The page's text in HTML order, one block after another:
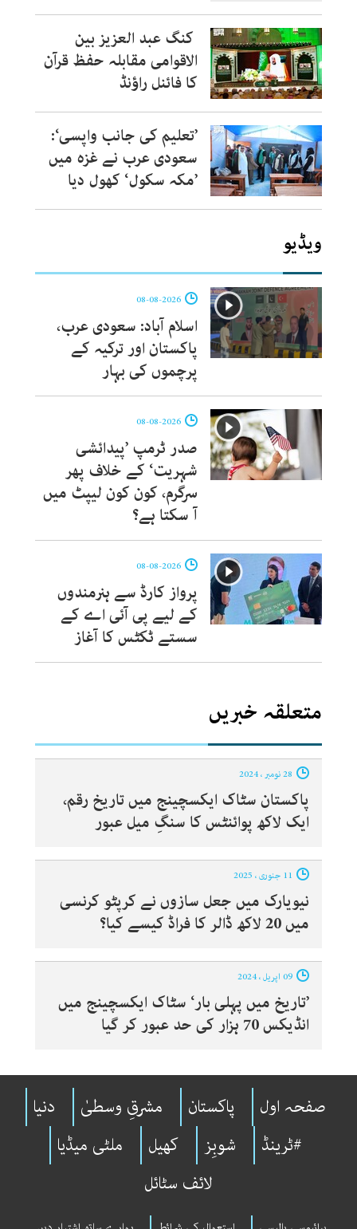
کنگ عبد العزیز بین
الاقوامی مقابلہ حفظ قرآن
کا فائنل راؤنڈ
’تعلیم کی جانب واپسی‘:
سعودی عرب نے غزہ میں
’مکہ سکول‘ کھول دیا
ویڈیو
اسلام آباد: سعودی عرب،
پاکستان اور ترکیہ کے
پرچموں کی بہار
صدر ٹرمپ ’پیدائشی
شہریت‘ کے خلاف پھر
سرگرم، کون کون لیپٹ میں
آ سکتا ہے؟
پرواز کارڈ سے ہنرمندوں
کے لیے پی آئی اے کے
سستے ٹکٹس کا آغاز
متعلقہ خبریں
پاکستان سٹاک ایکسچینج میں تاریخ رقم،
ایک لاکھ پوائنٹس کا سنگِ میل عبور
نیویارک میں جعل سازوں نے کرپٹو کرنسی
میں 20 لاکھ ڈالر کا فراڈ کیسے کیا؟
’تاریخ میں پہلی بار‘ سٹاک ایکسچینج میں
انڈیکس 70 ہزار کی حد عبور کر گیا
صفحہ اول پاکستان مشرقِ وسطیٰ
دنیا
#ٹرینڈ
شوبِز کھیل
ملٹی میڈیا
لائف سٹائل